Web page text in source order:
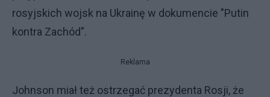
rosyjskich wojsk na Ukrainę w dokumencie "Putin
kontra Zachód".
Reklama
Johnson miał też ostrzegać prezydenta Rosji, że